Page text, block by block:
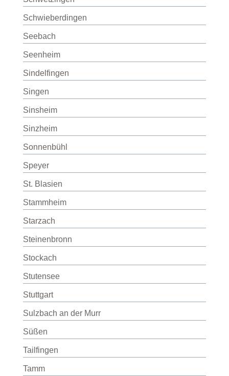
Schwieberdingen
Seebach
Seenheim
Sindelfingen
Singen
Sinsheim
Sinzheim
Sonnenbühl
Speyer
St. Blasien
Stammheim
Starzach
Steinenbronn
Stockach
Stutensee
Stuttgart
Sulzbach an der Murr
Süßen
Tailfingen
Tamm